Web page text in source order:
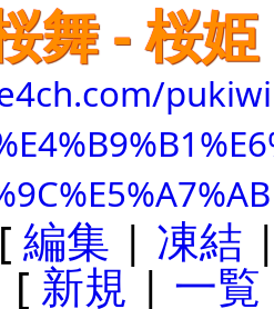
舞 - 桜姫
編集 | 凍結
新規| 一覧